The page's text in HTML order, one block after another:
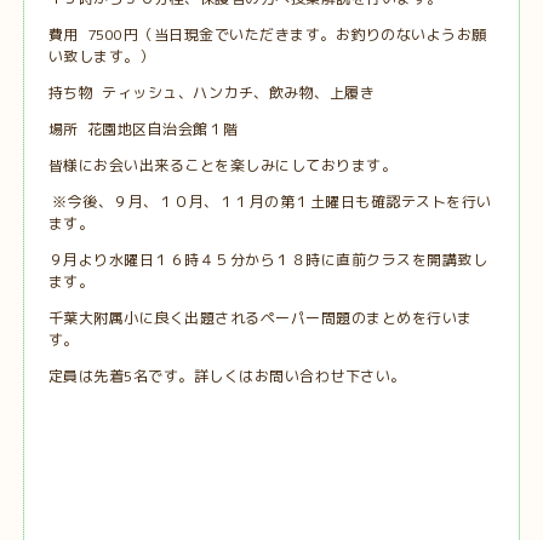
費用 7500円（当日現金でいただきます。お釣りのないようお願
い致します。）
持ち物 ティッシュ、ハンカチ、飲み物、上履き
場所 花園地区自治会館１階
皆様にお会い出来ることを楽しみにしております。
※今後、９月、１０月、１１月の第１土曜日も確認テストを行い
ます。
９月より水曜日１６時４５分から１８時に直前クラスを開講致し
ます。
千葉大附属小に良く出題されるペーパー問題のまとめを行いま
す。
定員は先着5名です。詳しくはお問い合わせ下さい。